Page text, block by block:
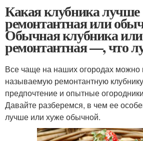
Какая клубника лучше
ремонтантная или
Обычная клубника или
ремонтантная —, что
Все чаще на наших огородах можно
называемую ремонтантную
предпочтение и опытные
Давайте разберемся, в чем ее
лучше или хуже обычной.